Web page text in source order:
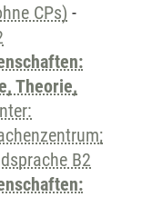
CPs) -
Theorie,
B2